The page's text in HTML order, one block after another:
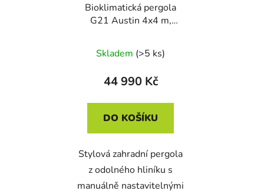
Bioklimatická pergola
G21 Austin 4x4 m,
Skladem (>5 ks)
44 990 Kč
DO KOŠÍKU
Stylová zahradní pergola
z odolného hliníku s
manuálně nastavitelnými